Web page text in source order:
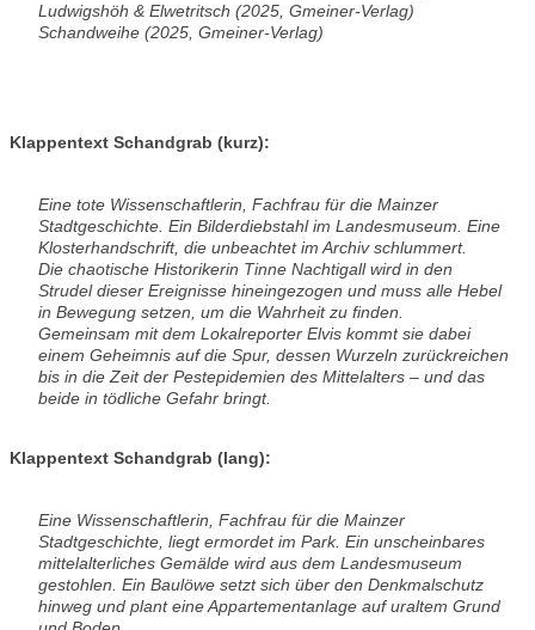
Ludwigshöh & Elwetritsch (2025, Gmeiner-Verlag)
Schandweihe (2025, Gmeiner-Verlag)
Klappentext Schandgrab (kurz):
Eine tote Wissenschaftlerin, Fachfrau für die Mainzer
Stadtgeschichte. Ein Bilderdiebstahl im Landesmuseum. Eine
Klosterhandschrift, die unbeachtet im Archiv schlummert.
Die chaotische Historikerin Tinne Nachtigall wird in den
Strudel dieser Ereignisse hineingezogen und muss alle Hebel
in Bewegung setzen, um die Wahrheit zu finden.
Gemeinsam mit dem Lokalreporter Elvis kommt sie dabei
einem Geheimnis auf die Spur, dessen Wurzeln zurückreichen
bis in die Zeit der Pestepidemien des Mittelalters – und das
beide in tödliche Gefahr bringt.
Klappentext Schandgrab (lang):
Eine Wissenschaftlerin, Fachfrau für die Mainzer
Stadtgeschichte, liegt ermordet im Park. Ein unscheinbares
mittelalterliches Gemälde wird aus dem Landesmuseum
gestohlen. Ein Baulöwe setzt sich über den Denkmalschutz
hinweg und plant eine Appartementanlage auf uraltem Grund